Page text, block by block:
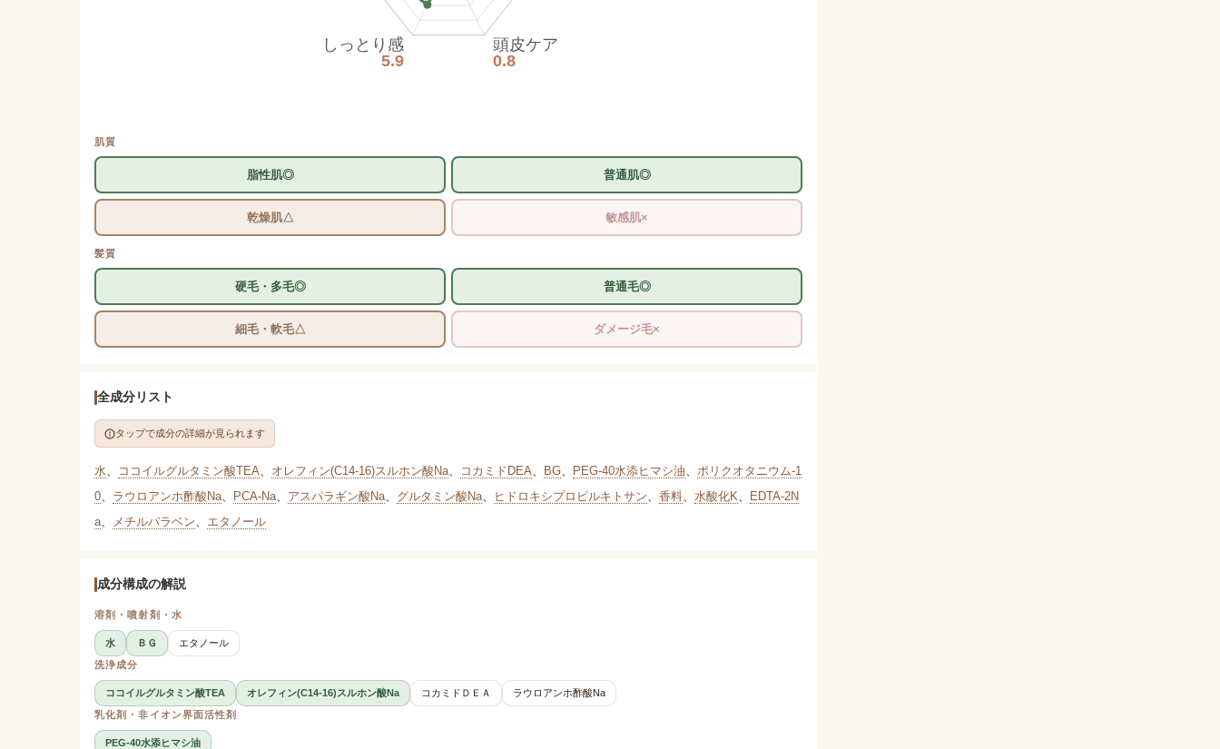
頭皮ケア
0.8
しっとり感
5.9
肌質
脂性肌◎ 普通肌◎
乾燥肌△ 敏感肌×
髪質
硬毛・多毛◎ 普通毛◎
細毛・軟毛△ ダメージ毛×
全成分リスト
タップで成分の詳細が見られます
水、 ココイルグルタミン酸TEA、 オレフィン(C14-16)スルホン酸Na、 コカミドDEA、 BG、 PEG-40水添ヒマシ油、 ポリクオタニウム-1
0、 ラウロアンホ酢酸Na、 PCA-Na、 アスパラギン酸Na、 グルタミン酸Na、 ヒドロキシプロピルキトサン、 香料、 水酸化K、
EDTA-2N
a、 メチルパラベン、 エタノール
成分構成の解説
溶剤・噴射剤・水
水 ＢＧ
エタノール
洗浄成分
ココイルグルタミン酸TEA オレフィン(C14-16)スルホン酸Na コカミドＤＥＡ
ラウロアンホ酢酸Na
乳化剤・非イオン界面活性剤
PEG-40水添ヒマシ油